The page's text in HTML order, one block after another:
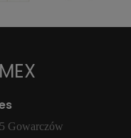
Gowarczów